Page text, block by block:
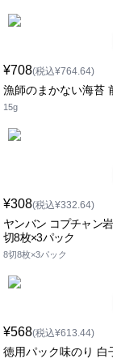
¥708(税込¥764.64)
漁師のまかない海苔
15g
¥308(税込¥332.64)
ヤンバン コプチャン
切8枚×3パック
8切8枚×3パック
¥568(税込¥613.44)
徳用パック味のり 白